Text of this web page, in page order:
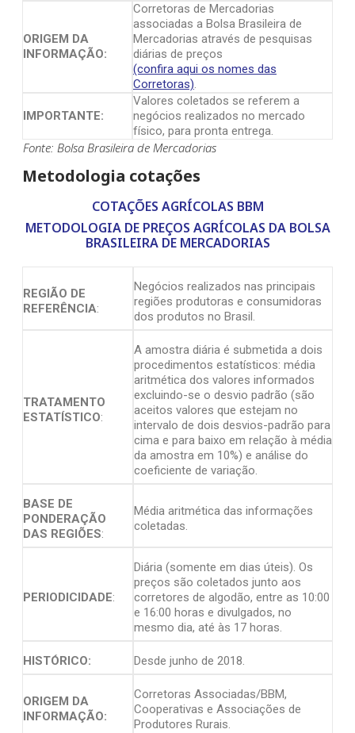
ORIGEM DA
INFORMAÇÃO:
Corretoras de Mercadorias
associadas a Bolsa Brasileira de
Mercadorias através de pesquisas
diárias de preços
(confira aqui os nomes das
Corretoras).
IMPORTANTE:
Valores coletados se referem a
negócios realizados no mercado
físico, para pronta entrega.
Fonte: Bolsa Brasileira de Mercadorias
Metodologia cotações
COTAÇÕES AGRÍCOLAS BBM
METODOLOGIA DE PREÇOS AGRÍCOLAS DA BOLSA
BRASILEIRA DE MERCADORIAS
REGIÃO DE
REFERÊNCIA:
Negócios realizados nas principais
regiões produtoras e consumidoras
dos produtos no Brasil.
TRATAMENTO
ESTATÍSTICO:
A amostra diária é submetida a dois
procedimentos estatísticos: média
aritmética dos valores informados
excluindo-se o desvio padrão (são
aceitos valores que estejam no
intervalo de dois desvios-padrão para
cima e para baixo em relação à média
da amostra em 10%) e análise do
coeficiente de variação.
BASE DE
PONDERAÇÃO
DAS REGIÕES:
Média aritmética das informações
coletadas.
PERIODICIDADE:
Diária (somente em dias úteis). Os
preços são coletados junto aos
corretores de algodão, entre as 10:00
e 16:00 horas e divulgados, no
mesmo dia, até às 17 horas.
HISTÓRICO: Desde junho de 2018.
ORIGEM DA
INFORMAÇÃO:
Corretoras Associadas/BBM,
Cooperativas e Associações de
Produtores Rurais.